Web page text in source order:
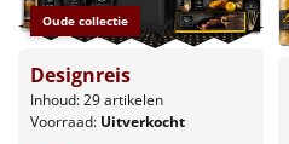
Oude collectie
Designreis
Inhoud: 29 artikelen
Voorraad: Uitverkocht